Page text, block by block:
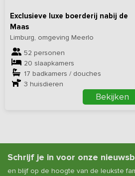
Exclusieve luxe boerderij nabij de
Maas
Limburg, omgeving Meerlo
52 personen
20 slaapkamers
17 badkamers / douches
3 huisdieren
Bekijken
Schrijf je in voor onze
en blijf op de hoogte van de leukste